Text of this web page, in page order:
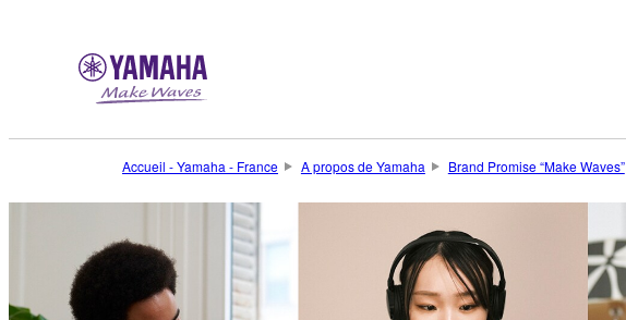
Accueil - Yamaha - France A propos de Yamaha Brand Promise “Make Waves”